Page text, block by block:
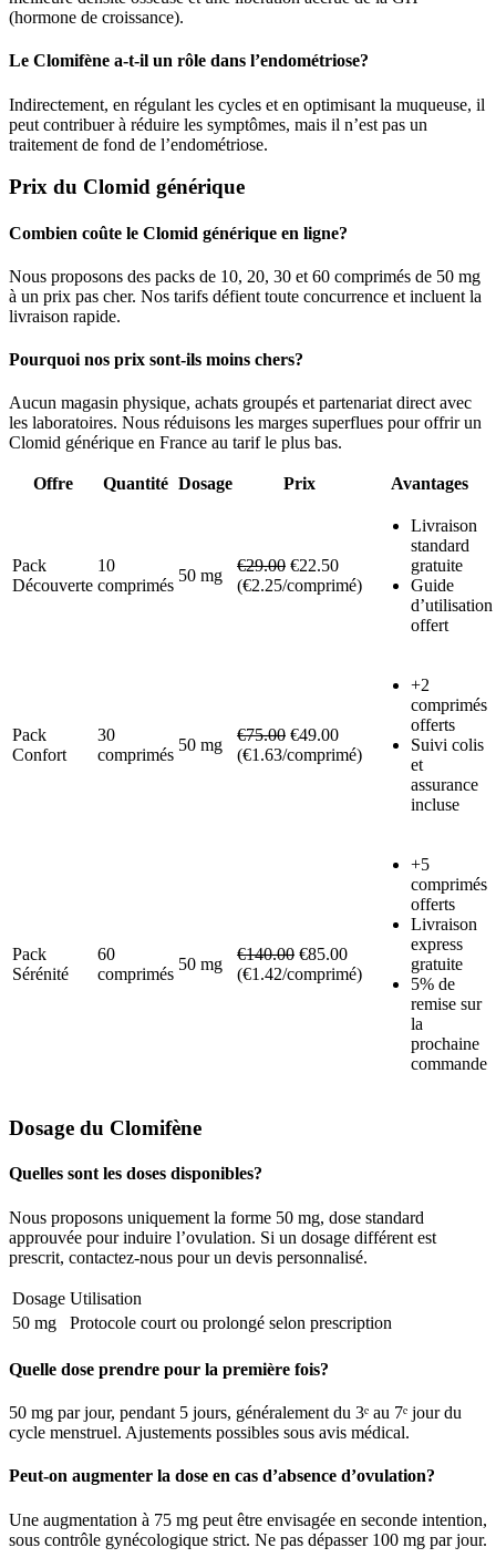
(hormone de croissance).
Le Clomifène a-t-il un rôle dans l’endométriose?
Indirectement, en régulant les cycles et en optimisant la muqueuse, il
peut contribuer à réduire les symptômes, mais il n’est pas un
traitement de fond de l’endométriose.
Prix du Clomid générique
Combien coûte le Clomid générique en ligne?
Nous proposons des packs de 10, 20, 30 et 60 comprimés de 50 mg
à un prix pas cher. Nos tarifs défient toute concurrence et incluent la
livraison rapide.
Pourquoi nos prix sont-ils moins chers?
Aucun magasin physique, achats groupés et partenariat direct avec
les laboratoires. Nous réduisons les marges superflues pour offrir un
Clomid générique en France au tarif le plus bas.
Offre Quantité Dosage Prix Avantages
Pack
Découverte
10
comprimés
50 mg
€29.00 €22.50
(€2.25/comprimé)
Livraison
standard
gratuite
Guide
d’utilisation
offert
Pack
Confort
30
comprimés
50 mg
€75.00 €49.00
(€1.63/comprimé)
+2
comprimés
offerts
Suivi colis
et
assurance
incluse
Pack
Sérénité
60
comprimés
50 mg
€140.00 €85.00
(€1.42/comprimé)
+5
comprimés
offerts
Livraison
express
gratuite
5% de
remise sur
la
prochaine
commande
Dosage du Clomifène
Quelles sont les doses disponibles?
Nous proposons uniquement la forme 50 mg, dose standard
approuvée pour induire l’ovulation. Si un dosage différent est
prescrit, contactez-nous pour un devis personnalisé.
Dosage Utilisation
50 mg
Protocole court ou prolongé selon prescription
Quelle dose prendre pour la première fois?
50 mg par jour, pendant 5 jours, généralement du 3ᵉ au 7ᵉ jour du
cycle menstruel. Ajustements possibles sous avis médical.
Peut-on augmenter la dose en cas d’absence d’ovulation?
Une augmentation à 75 mg peut être envisagée en seconde intention,
sous contrôle gynécologique strict. Ne pas dépasser 100 mg par jour.